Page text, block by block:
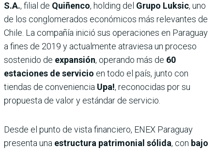
S.A., filial de Quiñenco, holding del Grupo Luksic, uno
de los conglomerados económicos más relevantes de
Chile. La compañía inició sus operaciones en Paraguay
a fines de 2019 y actualmente atraviesa un proceso
sostenido de expansión, operando más de 60
estaciones de servicio en todo el país, junto con
tiendas de conveniencia Upa!, reconocidas por su
propuesta de valor y estándar de servicio.
Desde el punto de vista financiero, ENEX Paraguay
presenta una estructura patrimonial sólida, con bajo